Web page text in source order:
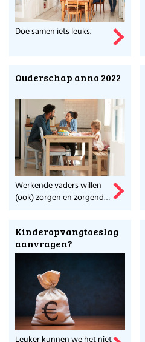
Doe samen iets leuks.
Ouderschap anno 2022
Werkende vaders willen
(ook) zorgen en zorgende
Kinderopvangtoeslag
aanvragen?
Leuker kunnen we het niet